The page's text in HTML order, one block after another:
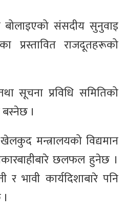
संसदीय सुनुवाइ
प्रस्तावित राजदूतहरूको
सूचना प्रविधि समितिको
।
मन्त्रालयको विद्यमान
छलफल हुनेछ ।
र भावी कार्यदिशाबारे पनि